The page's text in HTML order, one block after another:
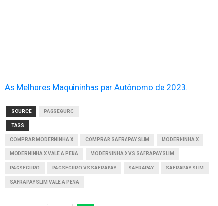
As Melhores Maquininhas par Autônomo de 2023.
SOURCE PAGSEGURO
TAGS
COMPRAR MODERNINHA X COMPRAR SAFRAPAY SLIM MODERNINHA X
MODERNINHA X VALE A PENA MODERNINHA X VS SAFRAPAY SLIM
PAGSEGURO PAGSEGURO VS SAFRAPAY SAFRAPAY SAFRAPAY SLIM
SAFRAPAY SLIM VALE A PENA